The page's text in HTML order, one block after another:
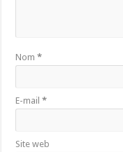
Nom*
E-mail*
Site web